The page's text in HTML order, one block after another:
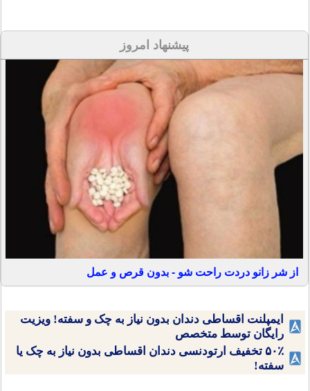
پیشنهاد امروز
از شر زانو دردت راحت شو - بدون قرص و عمل
ایمپلنت اقساطی دندان بدون نیاز به چک و سفته! ویزیت
رایگان توسط متخصص
۵۰٪ تخفیف ارتودنسی دندان اقساطی بدون نیاز به چک یا
سفته!